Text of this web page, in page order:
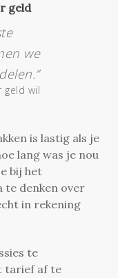
geld
we
geld wil
is lastig als je
lang was je nou
bij het
te denken over
in rekening
te
tarief af te